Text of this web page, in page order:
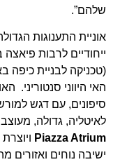
שלהם”.
אוניית התענוגות
ייחודיים לרבות פיאצה
(טכניקה לבניית כיפה
סיפונים, עם דגש
לאיטליה, גדולה,
Piazza Atriumויוצרת